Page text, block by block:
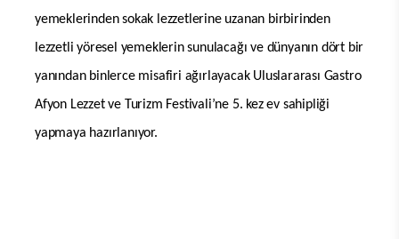
yemeklerinden sokak lezzetlerine uzanan birbirinden
lezzetli yöresel yemeklerin sunulacağı ve dünyanın dört bir
yanından binlerce misafiri ağırlayacak Uluslararası Gastro
Afyon Lezzet ve Turizm Festivali’ne 5. kez ev sahipliği
yapmaya hazırlanıyor.